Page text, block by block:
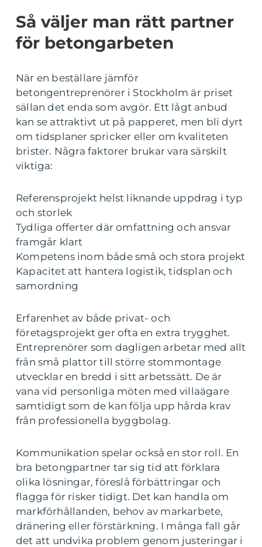
Så väljer man rätt partner
för betongarbeten
När en beställare jämför
betongentreprenörer i Stockholm är priset
sällan det enda som avgör. Ett lågt anbud
kan se attraktivt ut på papperet, men bli dyrt
om tidsplaner spricker eller om kvaliteten
brister. Några faktorer brukar vara särskilt
viktiga:
Referensprojekt helst liknande uppdrag i typ
och storlek
Tydliga offerter där omfattning och ansvar
framgår klart
Kompetens inom både små och stora projekt
Kapacitet att hantera logistik, tidsplan och
samordning
Erfarenhet av både privat- och
företagsprojekt ger ofta en extra trygghet.
Entreprenörer som dagligen arbetar med allt
från små plattor till större stommontage
utvecklar en bredd i sitt arbetssätt. De är
vana vid personliga möten med villaägare
samtidigt som de kan följa upp hårda krav
från professionella byggbolag.
Kommunikation spelar också en stor roll. En
bra betongpartner tar sig tid att förklara
olika lösningar, föreslå förbättringar och
flagga för risker tidigt. Det kan handla om
markförhållanden, behov av markarbete,
dränering eller förstärkning. I många fall går
det att undvika problem genom justeringar i